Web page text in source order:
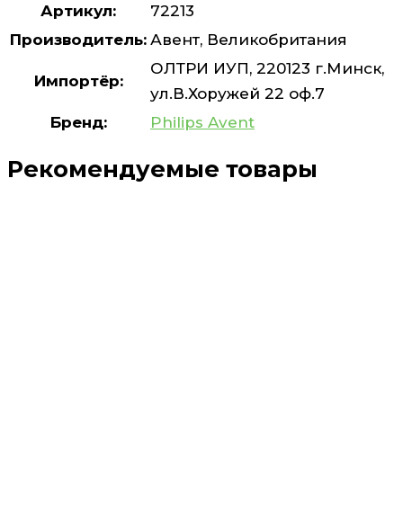
Артикул:
72213
Производитель: Авент, Великобритания
Импортёр:
ОЛТРИ ИУП, 220123 г.Минск,
ул.В.Хоружей 22 оф.7
Бренд:
Philips Avent
Рекомендуемые товары